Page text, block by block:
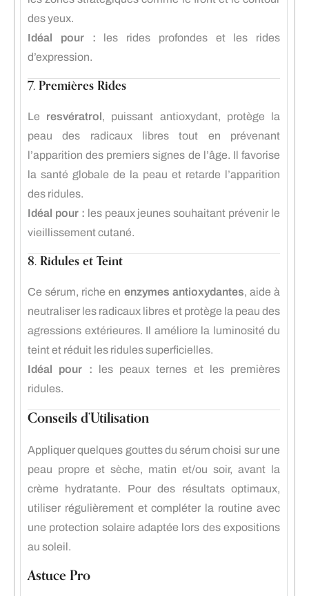
des yeux.
Idéal pour : les rides profondes et les rides
d’expression.
7. Premières Rides
Le resvératrol, puissant antioxydant, protège la
peau des radicaux libres tout en prévenant
l’apparition des premiers signes de l’âge. Il favorise
la santé globale de la peau et retarde l’apparition
des ridules.
Idéal pour : les peaux jeunes souhaitant prévenir le
vieillissement cutané.
8. Ridules et Teint
Ce sérum, riche en enzymes antioxydantes, aide à
neutraliser les radicaux libres et protège la peau des
agressions extérieures. Il améliore la luminosité du
teint et réduit les ridules superficielles.
Idéal pour : les peaux ternes et les premières
ridules.
Conseils d’Utilisation
Appliquer quelques gouttes du sérum choisi sur une
peau propre et sèche, matin et/ou soir, avant la
crème hydratante. Pour des résultats optimaux,
utiliser régulièrement et compléter la routine avec
une protection solaire adaptée lors des expositions
au soleil.
Astuce Pro